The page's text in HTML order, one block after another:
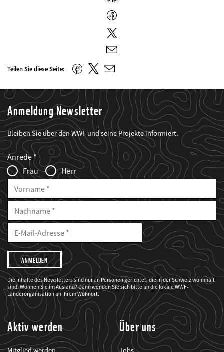
Facebook
Twitter
E-
Mail
Teilen Sie diese Seite: FacebookTwitter
E-
Anmeldung Newsletter
Bleiben Sie über den WWF und seine Projekte informiert.
Web2Case
Infofelder
Fieldset
anrede_name
Anrede
Frau
Herr
Vorname
Nachname
E-
Mailadresse
E-
Adresse
Ich
möchte,
dass
der
WWF
mich
über
seine
Projekte
informiert.
Die Inhalte des Newsletters sind nur an Personen gerichtet, die in der Schweiz wohnhaft
sind. Wohnen Sie im Ausland? Dann wenden Sie sich bitte an die lokale WWF-
Länderorganisation an Ihrem Wohnort.
Aktiv werden Über uns